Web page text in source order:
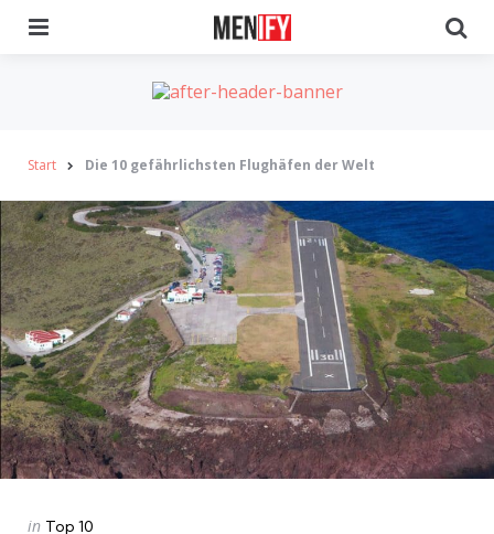
Start Die 10 gefährlichsten Flughäfen der Welt
Categories
Posted
in Top 10